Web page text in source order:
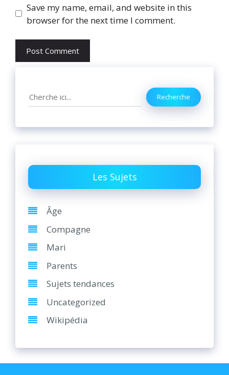
Website
Save my name, email, and website in this
browser for the next time I comment.
Search Recherche
Les Sujets
Âge
Compagne
Mari
Parents
Sujets tendances
Uncategorized
Wikipédia